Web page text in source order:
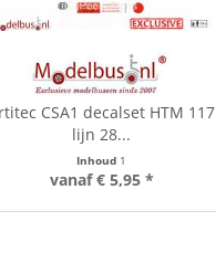
CSA1 decalset HTM 117
lijn 28...
Inhoud 1
vanaf € 5,95 *